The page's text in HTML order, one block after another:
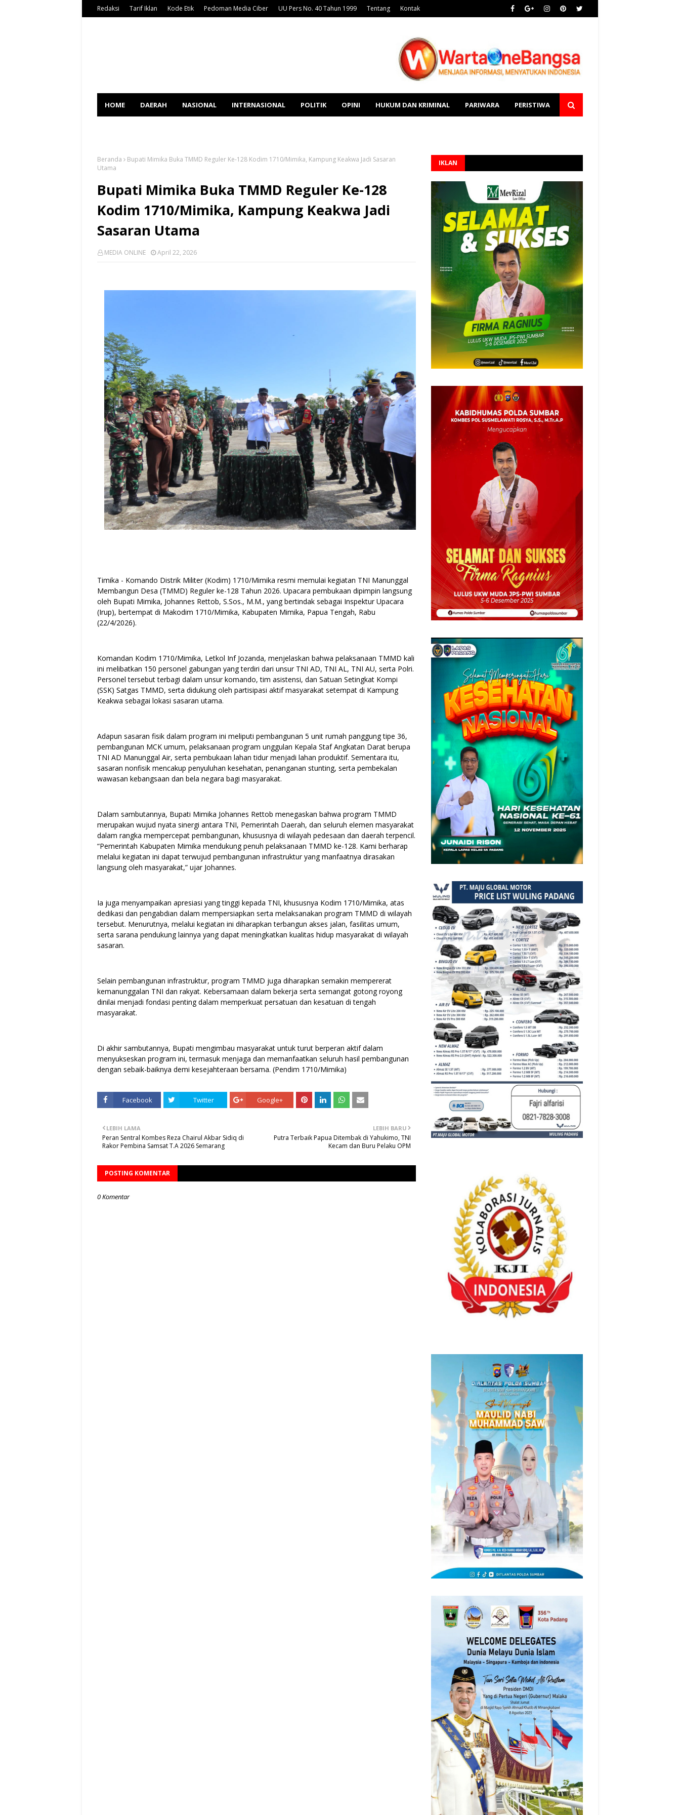
Redaksi Tarif Iklan Kode Etik Pedoman Media Ciber UU Pers No. 40 Tahun 1999 Tentang Kontak
HOME DAERAH NASIONAL INTERNASIONAL POLITIK OPINI HUKUM DAN KRIMINAL PARIWARA PERISTIWA
Beranda
Bupati Mimika Buka TMMD Reguler Ke-128 Kodim 1710/Mimika, Kampung Keakwa Jadi Sasaran
Utama
Bupati Mimika Buka TMMD Reguler Ke-128
Kodim 1710/Mimika, Kampung Keakwa Jadi
Sasaran Utama
MEDIA ONLINE April 22, 2026
Timika - Komando Distrik Militer (Kodim) 1710/Mimika resmi memulai kegiatan TNI Manunggal
Membangun Desa (TMMD) Reguler ke-128 Tahun 2026. Upacara pembukaan dipimpin langsung
oleh Bupati Mimika, Johannes Rettob, S.Sos., M.M., yang bertindak sebagai Inspektur Upacara
(Irup), bertempat di Makodim 1710/Mimika, Kabupaten Mimika, Papua Tengah, Rabu
(22/4/2026).
Komandan Kodim 1710/Mimika, Letkol Inf Jozanda, menjelaskan bahwa pelaksanaan TMMD kali
ini melibatkan 150 personel gabungan yang terdiri dari unsur TNI AD, TNI AL, TNI AU, serta Polri.
Personel tersebut terbagi dalam unsur komando, tim asistensi, dan Satuan Setingkat Kompi
(SSK) Satgas TMMD, serta didukung oleh partisipasi aktif masyarakat setempat di Kampung
Keakwa sebagai lokasi sasaran utama.
Adapun sasaran fisik dalam program ini meliputi pembangunan 5 unit rumah panggung tipe 36,
pembangunan MCK umum, pelaksanaan program unggulan Kepala Staf Angkatan Darat berupa
TNI AD Manunggal Air, serta pembukaan lahan tidur menjadi lahan produktif. Sementara itu,
sasaran nonfisik mencakup penyuluhan kesehatan, penanganan stunting, serta pembekalan
wawasan kebangsaan dan bela negara bagi masyarakat.
Dalam sambutannya, Bupati Mimika Johannes Rettob menegaskan bahwa program TMMD
merupakan wujud nyata sinergi antara TNI, Pemerintah Daerah, dan seluruh elemen masyarakat
dalam rangka mempercepat pembangunan, khususnya di wilayah pedesaan dan daerah terpencil.
“Pemerintah Kabupaten Mimika mendukung penuh pelaksanaan TMMD ke-128. Kami berharap
melalui kegiatan ini dapat terwujud pembangunan infrastruktur yang manfaatnya dirasakan
langsung oleh masyarakat,” ujar Johannes.
Ia juga menyampaikan apresiasi yang tinggi kepada TNI, khususnya Kodim 1710/Mimika, atas
dedikasi dan pengabdian dalam mempersiapkan serta melaksanakan program TMMD di wilayah
tersebut. Menurutnya, melalui kegiatan ini diharapkan terbangun akses jalan, fasilitas umum,
serta sarana pendukung lainnya yang dapat meningkatkan kualitas hidup masyarakat di wilayah
sasaran.
Selain pembangunan infrastruktur, program TMMD juga diharapkan semakin mempererat
kemanunggalan TNI dan rakyat. Kebersamaan dalam bekerja serta semangat gotong royong
dinilai menjadi fondasi penting dalam memperkuat persatuan dan kesatuan di tengah
masyarakat.
Di akhir sambutannya, Bupati mengimbau masyarakat untuk turut berperan aktif dalam
menyukseskan program ini, termasuk menjaga dan memanfaatkan seluruh hasil pembangunan
dengan sebaik-baiknya demi kesejahteraan bersama. (Pendim 1710/Mimika)
Facebook Twitter Google+
LEBIH BARU
Putra Terbaik Papua Ditembak di Yahukimo, TNI
Kecam dan Buru Pelaku OPM
LEBIH LAMA
Peran Sentral Kombes Reza Chairul Akbar Sidiq di
Rakor Pembina Samsat T.A 2026 Semarang
POSTING KOMENTAR
0 Komentar
IKLAN